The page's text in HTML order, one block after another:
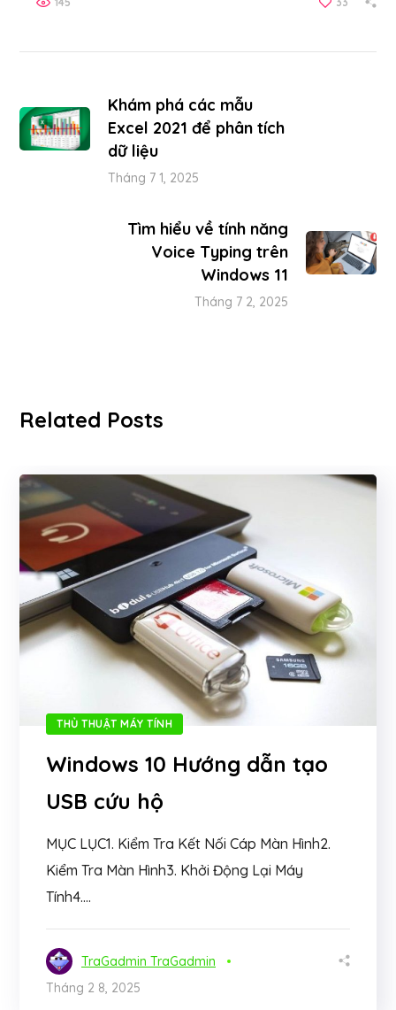
Khám phá các mẫu
Excel 2021 để phân tích
dữ liệu
Tháng 7 1, 2025
Tìm hiểu về tính năng
Voice Typing trên
Windows 11
Tháng 7 2, 2025
Related Posts
THỦ THUẬT MÁY TÍNH
Windows 10 Hướng dẫn tạo
USB cứu hộ
MỤC LỤC1. Kiểm Tra Kết Nối Cáp Màn Hình2.
Kiểm Tra Màn Hình3. Khởi Động Lại Máy
Tính4....
TraGadmin TraGadmin
Tháng 2 8, 2025